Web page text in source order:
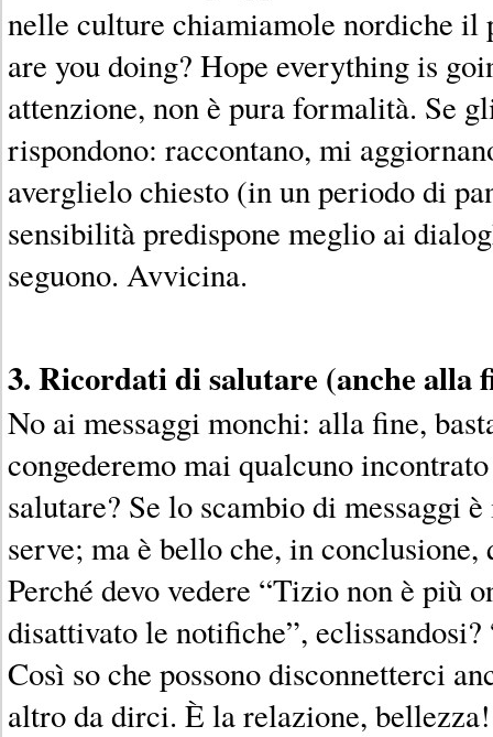
nelle culture chiamiamole nordiche il
are you doing? Hope everything is
attenzione, non è pura formalità. Se
rispondono: raccontano, mi
averglielo chiesto (in un periodo di
sensibilità predispone meglio ai
seguono. Avvicina.
3. Ricordati di salutare (anche alla
No ai messaggi monchi: alla fine,
congederemo mai qualcuno
salutare? Se lo scambio di messaggi
serve; ma è bello che, in
Perché devo vedere “Tizio non è più
disattivato le notifiche”,
Così so che possono disconnetterci
altro da dirci. È la relazione, bellezza!